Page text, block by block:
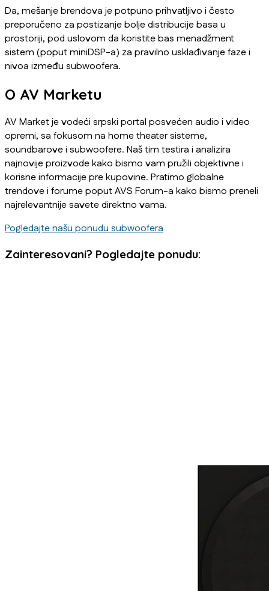
Da, mešanje brendova je potpuno prihvatljivo i često
preporučeno za postizanje bolje distribucije basa u
prostoriji, pod uslovom da koristite bas menadžment
sistem (poput miniDSP-a) za pravilno usklađivanje faze i
nivoa između subwoofera.
O AV Marketu
AV Market je vodeći srpski portal posvećen audio i video
opremi, sa fokusom na home theater sisteme,
soundbarove i subwoofere. Naš tim testira i analizira
najnovije proizvode kako bismo vam pružili objektivne i
korisne informacije pre kupovine. Pratimo globalne
trendove i forume poput AVS Forum-a kako bismo preneli
najrelevantnije savete direktno vama.
Pogledajte našu ponudu subwoofera
Zainteresovani? Pogledajte ponudu: